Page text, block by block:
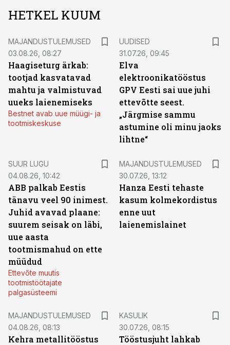
HETKEL KUUM
MAJANDUSTULEMUSED
03.08.26, 08:27
Haagiseturg ärkab:
tootjad kasvatavad
mahtu ja valmistuvad
uueks laienemiseks
Bestnet avab uue müügi- ja
tootmiskeskuse
UUDISED
31.07.26, 09:45
Elva
elektroonikatööstus
GPV Eesti sai uue juhi
ettevõtte seest.
„Järgmise sammu
astumine oli minu jaoks
lihtne“
SUUR LUGU
04.08.26, 10:42
ABB palkab Eestis
tänavu veel 90 inimest.
Juhid avavad plaane:
suurem seisak on läbi,
uue aasta
tootmismahud on ette
müüdud
Ettevõte muutis
tootmistöötajate
palgasüsteemi
MAJANDUSTULEMUSED
30.07.26, 13:12
Hanza Eesti tehaste
kasum kolmekordistus
enne uut
laienemislainet
MAJANDUSTULEMUSED
04.08.26, 08:13
Kehra metallitööstus
KASULIK
30.07.26, 08:15
Tööstusjuht lahkab